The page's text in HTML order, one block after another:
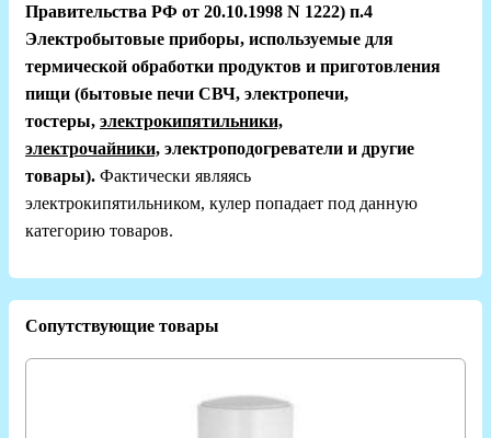
Правительства РФ от 20.10.1998 N 1222) п.4
Электробытовые приборы, используемые для
термической обработки продуктов и приготовления
пищи (бытовые печи СВЧ, электропечи,
тостеры, электрокипятильники,
электрочайники, электроподогреватели и другие
товары). Фактически являясь
электрокипятильником, кулер попадает под данную
категорию товаров.
Сопутствующие товары